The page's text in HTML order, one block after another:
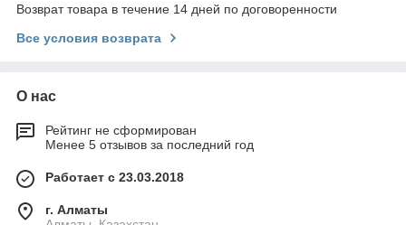
Возврат товара в течение 14 дней по договоренности
Все условия возврата
О нас
Рейтинг не сформирован
Менее 5 отзывов за последний год
Работает с 23.03.2018
г. Алматы